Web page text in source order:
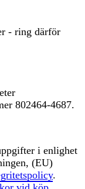
- ring därför
802464-4687.
i enlighet
(EU)
.